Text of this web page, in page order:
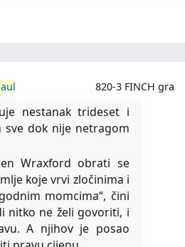
820-3 FINCH gra
nestanak trideset i
sve dok nije netragom
Wraxford obrati se
koje vrvi zločinima i
momcima“, čini
nitko ne želi govoriti, i
A njihov je posao